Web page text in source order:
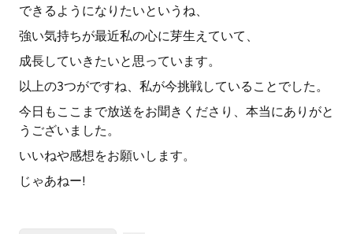
できるようになりたいというね、
強い気持ちが最近私の心に芽生えていて、
成長していきたいと思っています。
以上の3つがですね、私が今挑戦していることでした。
今日もここまで放送をお聞きくださり、本当にありがと
うございました。
いいねや感想をお願いします。
じゃあねー!